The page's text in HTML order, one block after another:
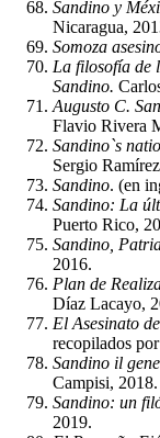
Sandino y
Nicaragua,
Somoza
La filosofía de
Sandino.
Augusto C.
Flavio Rivera
Sandino`s
Sergio
Sandino. (en
Sandino: La
Puerto Rico,
Sandino,
2016.
Plan de
Díaz Lacayo,
El Asesinato
recopilados
Sandino il
Campisi, 2018.
Sandino: un
2019.